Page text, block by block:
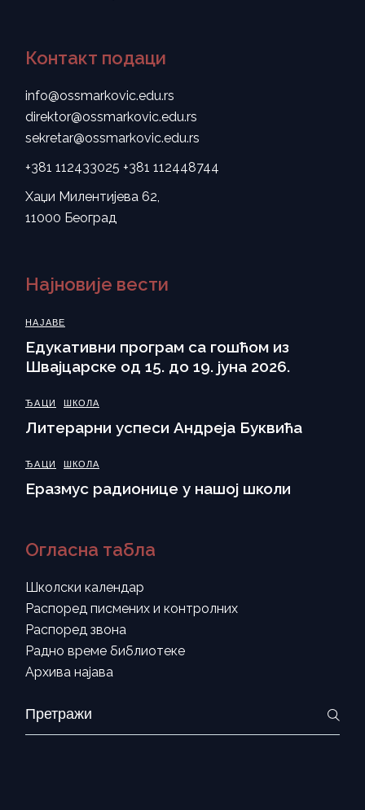
Контакт подаци
info@ossmarkovic.edu.rs
direktor@ossmarkovic.edu.rs
sekretar@ossmarkovic.edu.rs
+381 112433025 +381 112448744
Хаџи Милентијева 62,
11000 Београд
Најновије вести
НАЈАВЕ
Eдукативни програм са гошћом из
Швајцарске од 15. до 19. јуна 2026.
ЂАЦИ ШКОЛА
Литерарни успеси Андреја Буквића
ЂАЦИ ШКОЛА
Еразмус радионице у нашој школи
Огласна табла
Школски календар
Распоред писмених и контролних
Распоред звона
Радно време библиотеке
Архива најава
Search
for: